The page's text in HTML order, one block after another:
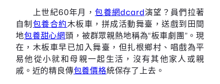
上世紀60年月，包養網dcard演望？員們拉著
自制包養合約木板車，拼成活動舞臺，送戲到田間
地包養甜心網頭，被群眾親熱地稱為“板車劇團”。現
在，木板車早已加入舞臺，但扎根鄉村、唱戲為平
易他從小就和母親一起生活，沒有其他家人或親
戚。近的精良傳包養價格統保存了上去。